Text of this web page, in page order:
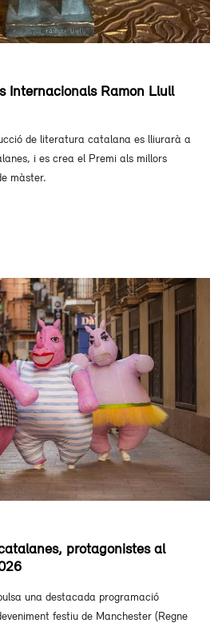
Internacionals Ramon Llull
de literatura catalana es lliurarà a
i es crea el Premi als millors
màster.
protagonistes al
una destacada programació
festiu de Manchester (Regne